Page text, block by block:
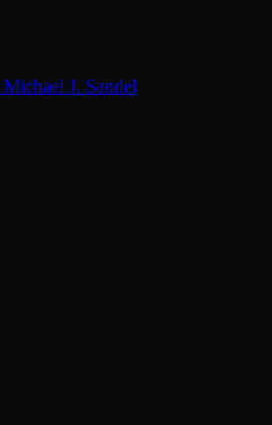
Michael J. Sandel